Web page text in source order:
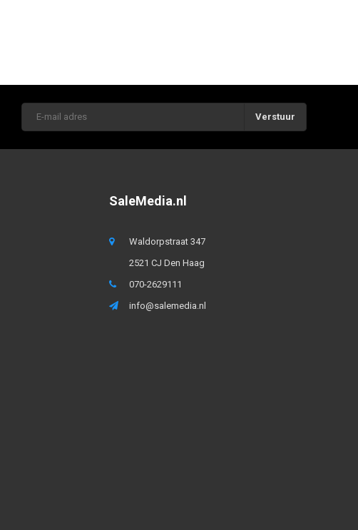
Verstuur
SaleMedia.nl
Waldorpstraat 347
2521 CJ Den Haag
070-2629111
info@salemedia.nl